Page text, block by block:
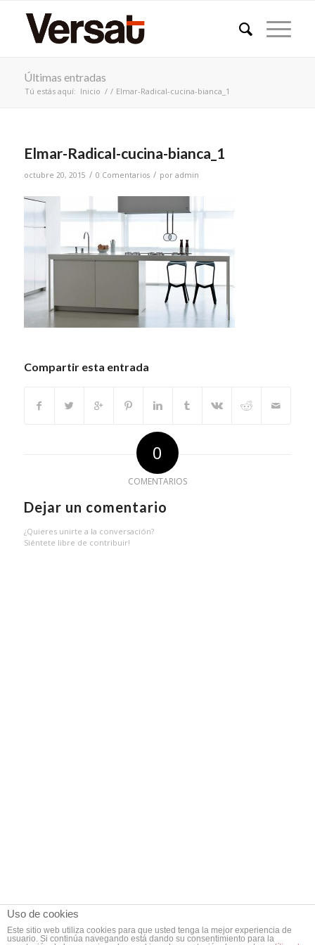
Últimas entradas
Tú estás aquí: Inicio / / Elmar-Radical-cucina-bianca_1
Elmar-Radical-cucina-bianca_1
octubre 20, 2015 / 0 Comentarios / por admin
Compartir esta entrada
0
COMENTARIOS
Dejar un comentario
¿Quieres unirte a la conversación?
Siéntete libre de contribuir!
Uso de cookies
Este sitio web utiliza cookies para que usted tenga la mejor experiencia de
usuario. Si continúa navegando está dando su consentimiento para la